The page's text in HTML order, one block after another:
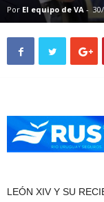
Por El equipo de VA -
LEÓN XIV Y SU